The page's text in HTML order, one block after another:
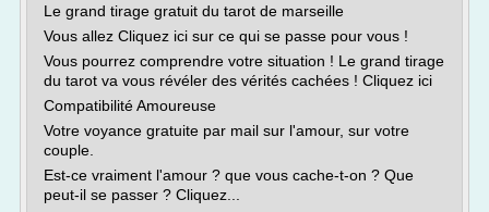
Le grand tirage gratuit du tarot de marseille
Vous allez Cliquez ici sur ce qui se passe pour vous !
Vous pourrez comprendre votre situation ! Le grand tirage
du tarot va vous révéler des vérités cachées ! Cliquez ici
Compatibilité Amoureuse
Votre voyance gratuite par mail sur l'amour, sur votre
couple.
Est-ce vraiment l'amour ? que vous cache-t-on ? Que
peut-il se passer ? Cliquez...